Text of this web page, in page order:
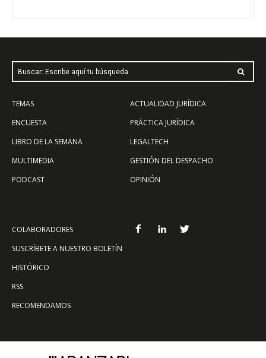
Buscar: Escribe aquí tu búsqueda
TEMAS
ENCUESTA
LIBRO DE LA SEMANA
MULTIMEDIA
PODCAST
ACTUALIDAD JURÍDICA
PRÁCTICA JURÍDICA
LEGALTECH
GESTIÓN DEL DESPACHO
OPINIÓN
COLABORADORES
SUSCRÍBETE A NUESTRO BOLETÍN
HISTÓRICO
RSS
RECOMENDAMOS